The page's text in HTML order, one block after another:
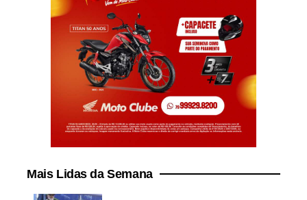
Mais Lidas da Semana